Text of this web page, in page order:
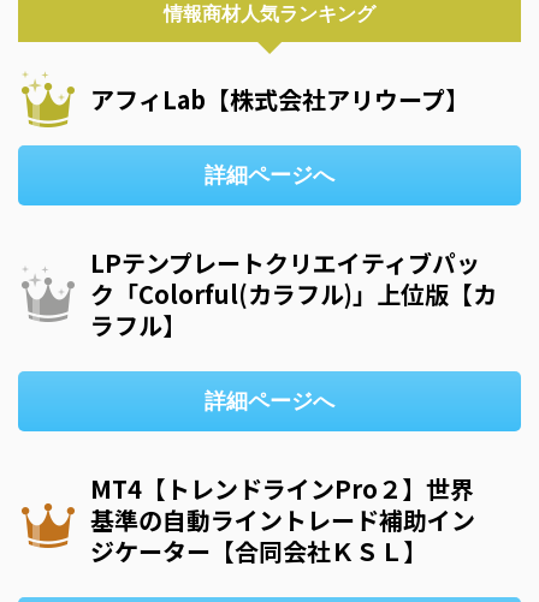
情報商材人気ランキング
アフィLab【株式会社アリウープ】
詳細ページへ
LPテンプレートクリエイティブパッ
ク「Colorful(カラフル)」上位版【カ
ラフル】
詳細ページへ
MT4【トレンドラインPro２】世界
基準の自動ライントレード補助イン
ジケーター【合同会社ＫＳＬ】